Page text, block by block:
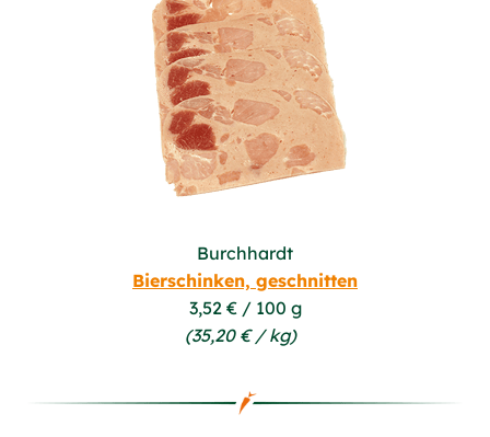
Burchhardt
Bierschinken, geschnitten
3,52 € / 100 g
(35,20 € / kg)